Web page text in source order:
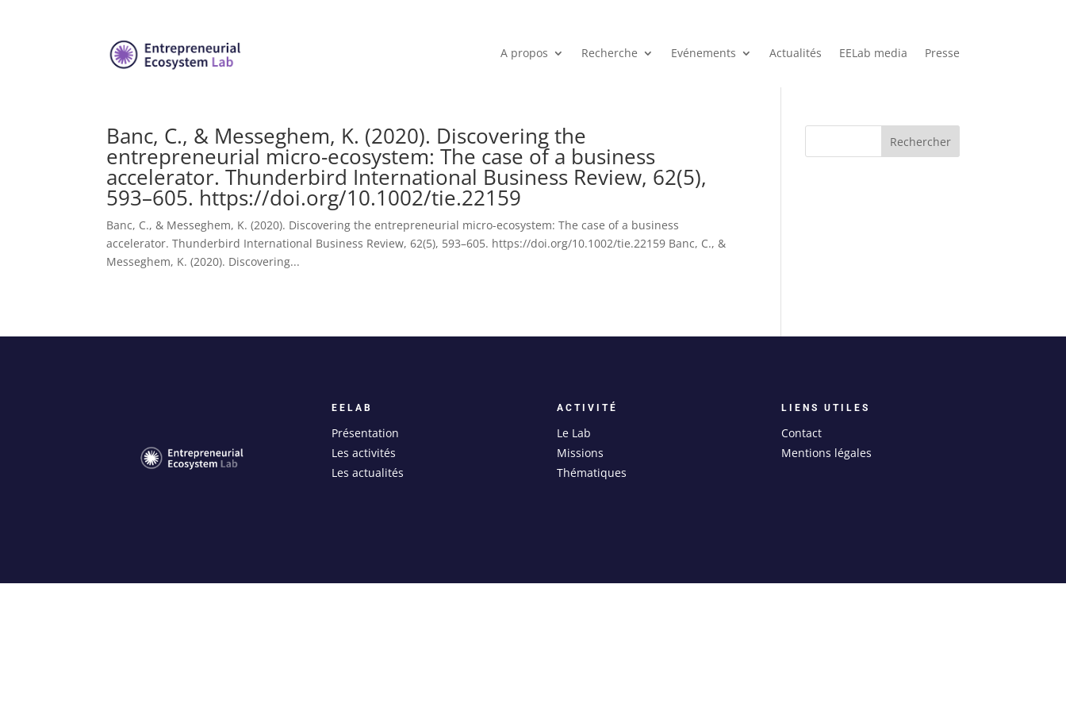
A propos Recherche Evénements Actualités EELab media Presse
Banc, C., & Messeghem, K. (2020). Discovering the
entrepreneurial micro-ecosystem: The case of a business
accelerator. Thunderbird International Business Review, 62(5),
593–605. https://doi.org/10.1002/tie.22159
Banc, C., & Messeghem, K. (2020). Discovering the entrepreneurial micro-ecosystem: The case of a business
accelerator. Thunderbird International Business Review, 62(5), 593–605. https://doi.org/10.1002/tie.22159 Banc, C., &
Messeghem, K. (2020). Discovering...
Rechercher
EELAB
Présentation
Les activités
Les actualités
ACTIVITÉ
Le Lab
Missions
Thématiques
LIENS UTILES
Contact
Mentions légales